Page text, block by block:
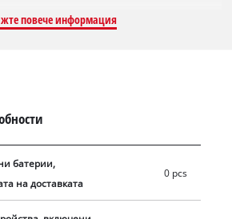
система за подаване с потупване е
7500 оборота в минута, а
на скоростта поддържа
за настройка към всяко конкретно
дръжка за две ръце е
повече информация
батерии,
на доставката
0 pcs